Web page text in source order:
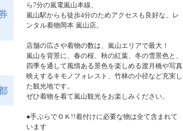
ら7分の嵐電嵐山本線、
嵐山駅からも徒歩4分のためアクセスも良好な、レ
ンタル着物岡本 嵐山店。
店舗の広さや着物の数は、嵐山エリアで最大！
嵐山を背景に、春の桜、秋の紅葉、冬の雪景色と、
四季を通して風情ある景色を楽しめる渡月橋や写真
映えするキモノフォレスト、竹林の小径など充実し
た観光地です。
ぜひ着物を着て嵐山観光をお楽しみください。
●手ぶらでＯＫ!!着付けに必要な物は全て含まれて
います